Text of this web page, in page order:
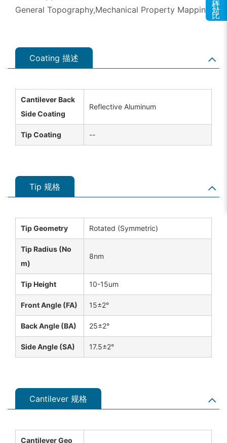
General Topography,Mechanical Property Mapping
Coating 描述
Cantilever Back
Side Coating
Reflective Aluminum
Tip Coating --
Tip 规格
Tip Geometry Rotated (Symmetric)
Tip Radius (No
M)
8nm
Tip Height 10-15um
Front Angle (FA) 15±2°
Back Angle (BA) 25±2°
Side Angle (SA) 17.5±2°
Cantilever 规格
Cantilever Geo